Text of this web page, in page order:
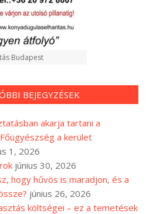
Budapest
BEJEGYZÉSEK
akarja tartani a
a kerület
1, 2026
június 30, 2026
hogy hűvös is maradjon, és a
június 26, 2026
költségei – ez a temetések